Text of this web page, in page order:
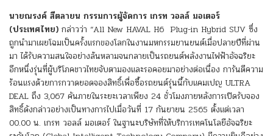
นายณรงค์ สีตลายน กรรมการผู้จัดการ เกรท วอลล์ มอเตอร์
(ประเทศไทย) กล่าวว่า “All New HAVAL H6 Plug-in Hybrid SUV ซึ่ง
ถูกนำมาเผยโฉมเป็นครั้งแรกของโลกในงานมหกรรมยานยนต์เมื่อปลายปีที่ผ่าน
มา ได้รับความสนใจอย่างล้นหลามจนกลายเป็นรถยนต์พลังงานไฟฟ้าอัจฉริยะ
อีกหนึ่งรุ่นที่ผู้บริโภคชาวไทยจับตามองและรอคอยมาอย่างต่อเนื่อง การันตีความ
ร้อนแรงด้วยการกวาดยอดจองสิทธิ์เพื่อซื้อรถยนต์รุ่นนี้กับแคมเปญ ULTRA
DEAL ถึง 3,067 คันภายในระยะเวลาเพียง 24 ชั่วโมงภายหลังการเปิดรับจอง
สิทธิ์ดังกล่าวอย่างเป็นทางการไปเมื่อวันที่ 17 กันยายน 2565 ตั้งแต่เวลา
00.00 น. เกรท วอลล์ มอเตอร์ ในฐานะบริษัทที่ให้บริการเทคโนโลยีอัจฉริยะ